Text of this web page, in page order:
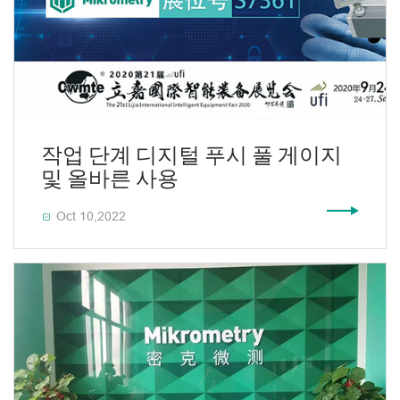
작업 단계 디지털 푸시 풀 게이지
및 올바른 사용
 Oct 10,2022